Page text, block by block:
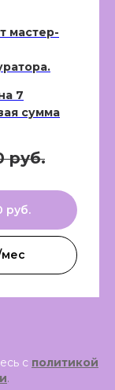
мастер-
7
сумма
руб.
руб​.
с политикой
.